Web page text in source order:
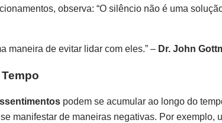
observa: “O silêncio não é uma
maneira de evitar lidar com eles.” – Dr. John
podem se acumular ao longo do
manifestar de maneiras negativas. Por exemplo,